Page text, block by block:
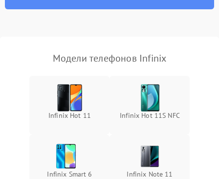
Модели телефонов Infinix
Infinix Hot 11 Infinix Hot 11S NFC
Infinix Smart 6 Infinix Note 11